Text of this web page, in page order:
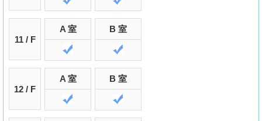
11 / F
A 室 B 室
12 / F
A 室 B 室